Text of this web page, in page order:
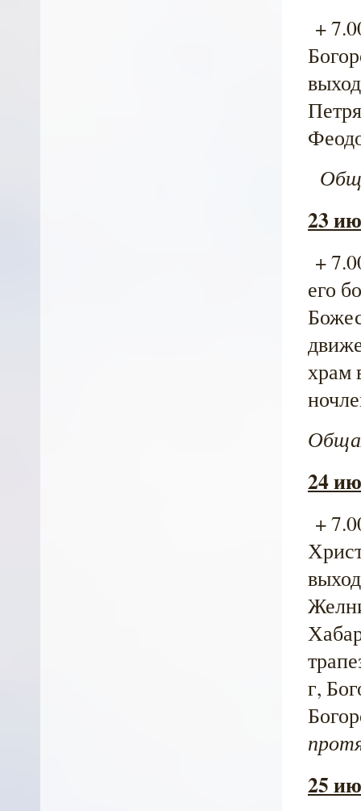
+
23
+
его
храм
24
+
г,
25